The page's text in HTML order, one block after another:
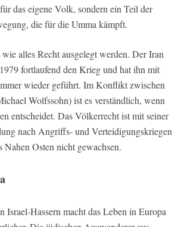
das eigene Volk, sondern ein Teil der
die für die Umma kämpft.
alles Recht ausgelegt werden. Der Iran
fortlaufend den Krieg und hat ihn mit
wieder geführt. Im Konflikt zwischen
Wolfssohn) ist es verständlich, wenn
entscheidet. Das Völkerrecht ist mit seiner
nach Angriffs- und Verteidigungskriegen
Nahen Osten nicht gewachsen.
Israel-Hassern macht das Leben in Europa